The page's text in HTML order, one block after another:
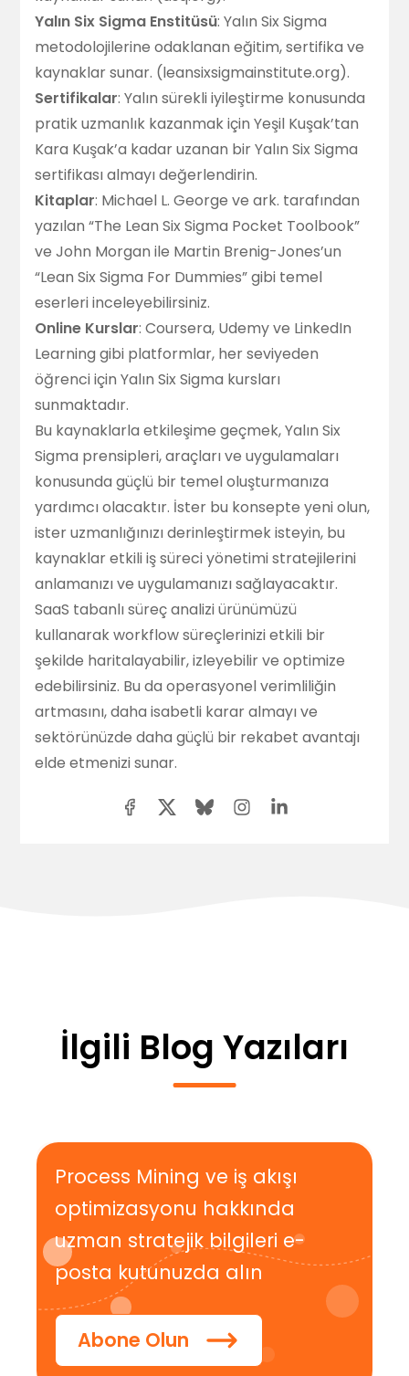
Yalın Six Sigma Enstitüsü: Yalın Six Sigma
metodolojilerine odaklanan eğitim, sertifika ve
kaynaklar sunar. (leansixsigmainstitute.org).
Sertifikalar: Yalın sürekli iyileştirme konusunda
pratik uzmanlık kazanmak için Yeşil Kuşak’tan
Kara Kuşak’a kadar uzanan bir Yalın Six Sigma
sertifikası almayı değerlendirin.
Kitaplar: Michael L. George ve ark. tarafından
yazılan “The Lean Six Sigma Pocket Toolbook”
ve John Morgan ile Martin Brenig-Jones’un
“Lean Six Sigma For Dummies” gibi temel
eserleri inceleyebilirsiniz.
Online Kurslar: Coursera, Udemy ve LinkedIn
Learning gibi platformlar, her seviyeden
öğrenci için Yalın Six Sigma kursları
sunmaktadır.
Bu kaynaklarla etkileşime geçmek, Yalın Six
Sigma prensipleri, araçları ve uygulamaları
konusunda güçlü bir temel oluşturmanıza
yardımcı olacaktır. İster bu konsepte yeni olun,
ister uzmanlığınızı derinleştirmek isteyin, bu
kaynaklar etkili iş süreci yönetimi stratejilerini
anlamanızı ve uygulamanızı sağlayacaktır.
SaaS tabanlı süreç analizi ürünümüzü
kullanarak workflow süreçlerinizi etkili bir
şekilde haritalayabilir, izleyebilir ve optimize
edebilirsiniz. Bu da operasyonel verimliliğin
artmasını, daha isabetli karar almayı ve
sektörünüzde daha güçlü bir rekabet avantajı
elde etmenizi sunar.
İlgili Blog Yazıları
Process Mining ve iş akışı
optimizasyonu hakkında
uzman stratejik bilgileri e-
posta kutunuzda alın
Abone Olun